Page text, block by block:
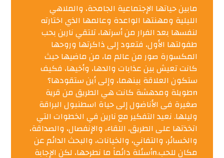
مابين حياتها الإجتماعية الجامحة، والملاهي
الليلية ومهنتها الواعدة وعالمها الذي اختارته
لنفسها بعد الفرار من أسرتها، تلتقي نارين بحب
طفولتها الأول، فتعود إلى ذاكرتها وروحها
المكسورة صور من عالم ما، من ماضيها حيث
كانت تعيش بين عذابات والدها، وأخيها، فكيف
ستكون العلاقة بينهما، وإلى أين ستقودها؟
nطويلة ومدهشة كانت هي الطريق من قرية
صغيرة فى الأناضول إلى حياة اسطنبول البراقة
وليلها. نعيد التفكير مع نارين في الخطوات التي
اتخذتها على الطريق، اللقاء، والإنفصال، والصداقة،
والخسائر، والتفاني، والخيانات، والبحث الدائم عن
مكان للحب.nأسئلة دائماً ما نطرحها، لكن الإجابة